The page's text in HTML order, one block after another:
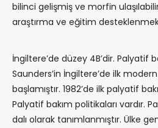
bilinci gelişmiş ve morfin
araştırma ve eğitim
İngiltere’de düzey 4B’dir. Palyatif
Saunders’in İngiltere’de ilk
başlamıştır. 1982’de ilk palyatif
Palyatif bakım politikaları vardır.
dalı olarak tanımlanmıştır. Ülke